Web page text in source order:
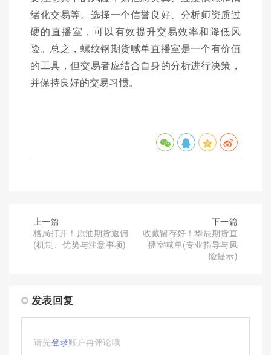
绪化交易等。选择一个信誉良好、分析师资质过
硬的直播室，可以有效提升交易效率和降低风
险。总之，螺纹钢期货喊单直播室是一个有价值
的工具，但交易者应结合自身的分析进行决策，
并保持良好的交易习惯。
上一篇
格局打开！原油期货返佣
(机制、优势与注意事项)
下一篇
收藏留存好！华辰期货直
播室喊单(专业指导与风
险提示)
发表回复
请先登录账户再评论哦